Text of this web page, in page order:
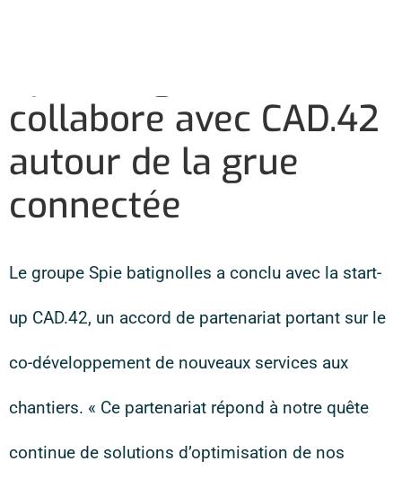
collabore avec CAD.42
autour de la grue
connectée
Le groupe Spie batignolles a conclu avec la start-
up CAD.42, un accord de partenariat portant sur le
co-développement de nouveaux services aux
chantiers. « Ce partenariat répond à notre quête
continue de solutions d’optimisation de nos